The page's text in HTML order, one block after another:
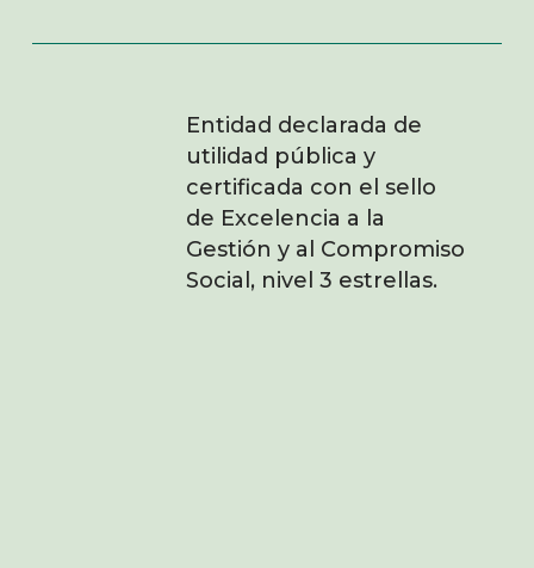
Entidad declarada de
utilidad pública y
certificada con el sello
de Excelencia a la
Gestión y al Compromiso
Social, nivel 3 estrellas.